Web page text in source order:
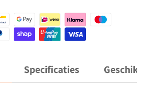
Specificaties Geschikt